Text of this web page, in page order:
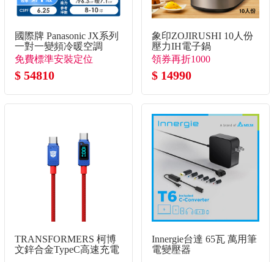
國際牌 Panasonic JX系列
一對一變頻冷暖空調
免費標準安裝定位
$ 54810
象印ZOJIRUSHI 10人份
壓力IH電子鍋
領券再折1000
$ 14990
TRANSFORMERS 柯博
文鋅合金TypeC高速充電
Innergie台達 65瓦 萬用筆
電變壓器